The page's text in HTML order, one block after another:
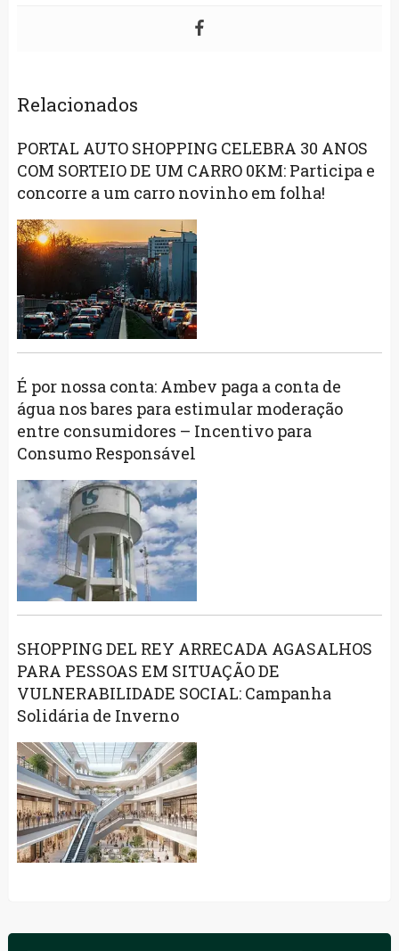
Relacionados
PORTAL AUTO SHOPPING CELEBRA 30 ANOS
COM SORTEIO DE UM CARRO 0KM: Participa e
concorre a um carro novinho em folha!
É por nossa conta: Ambev paga a conta de
água nos bares para estimular moderação
entre consumidores – Incentivo para
Consumo Responsável
SHOPPING DEL REY ARRECADA AGASALHOS
PARA PESSOAS EM SITUAÇÃO DE
VULNERABILIDADE SOCIAL: Campanha
Solidária de Inverno